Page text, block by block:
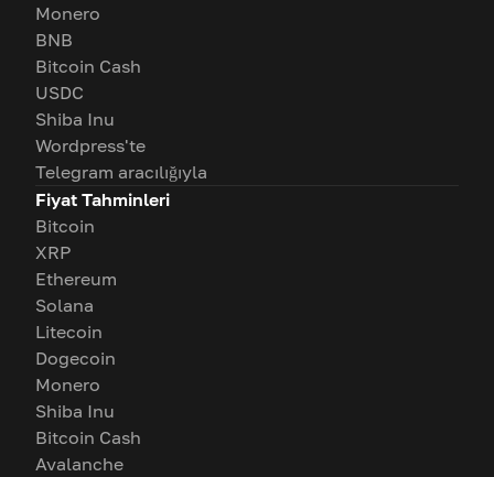
Monero
BNB
Bitcoin Cash
USDC
Shiba Inu
Wordpress'te
Telegram aracılığıyla
Fiyat Tahminleri
Bitcoin
XRP
Ethereum
Solana
Litecoin
Dogecoin
Monero
Shiba Inu
Bitcoin Cash
Avalanche